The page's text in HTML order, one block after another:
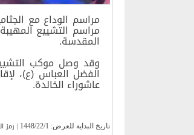
مراسم الوداع مع
مراسم التشييع
المقدسة.
وقد وصل موكب
الفضل العباس (ع)،
عاشوراء الخالدة.
تاریخ البدایة للعرض: 1448/22/1 | رمز